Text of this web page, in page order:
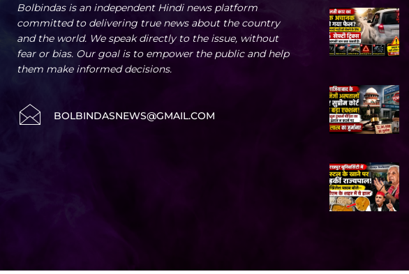
Bolbindas is an independent Hindi news platform
committed to delivering true news about the country
and the world. We speak directly to the issue, without
fear or bias. Our goal is to empower the public and help
them make informed decisions.
BOLBINDASNEWS@GMAIL.COM